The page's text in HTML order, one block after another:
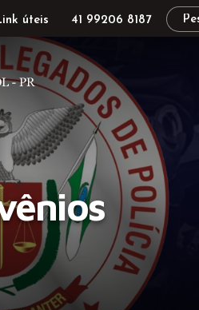
úteis 41 99206 8187